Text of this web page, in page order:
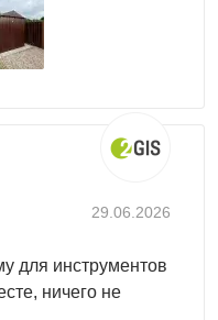
как технику, так и
часто выбирают
инвентарь и
и самокаты,
вещи. Чтобы
29.06.2026
для инструментов
ничего не